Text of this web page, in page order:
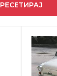
РЕСЕТИРАЈ